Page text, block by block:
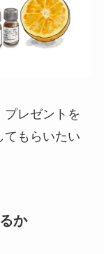
プレゼントを
てもらいたい
か